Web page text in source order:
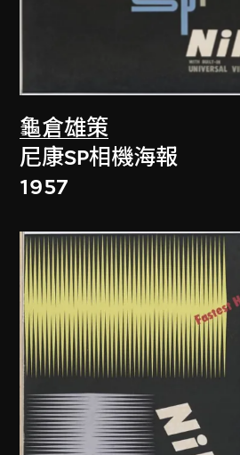
龜倉雄策
尼康SP相機海報
1957